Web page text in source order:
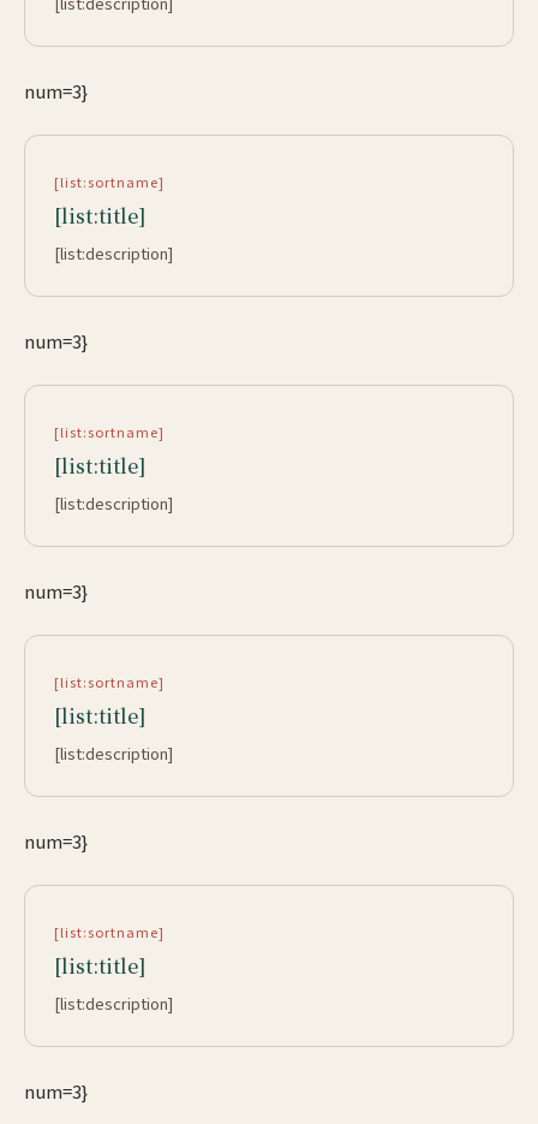
num=3}
[list:sortname]
[list:title]
[list:description]
num=3}
[list:sortname]
[list:title]
[list:description]
num=3}
[list:sortname]
[list:title]
[list:description]
num=3}
[list:sortname]
[list:title]
[list:description]
num=3}